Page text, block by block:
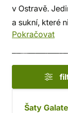
v Ostravě.
a sukní, které
zbiobavlny
udržitelné
dlouhých i
hodí pro
Pokračovat
Šaty